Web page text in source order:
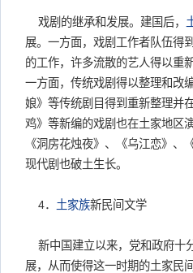
戏剧的继承和发展。建国后，
展。一方面，戏剧工作者队伍得
的工作，许多流散的艺人得以重
一方面，传统戏剧得以整理和改
娘》等传统剧目得到重新整理并
鸡》等新编的戏剧也在土家地区
《洞房花烛夜》、《乌江恋》、
现代剧也破土生长。
4． 土家族新民间文学
新中国建立以来，党和政府十
展，从而使得这一时期的土家民